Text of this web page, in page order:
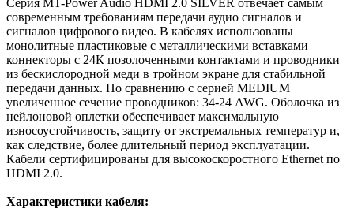
современным требованиям передачи аудио сигналов и
сигналов цифрового видео. В кабелях использованы
монолитные пластиковые с металлическими вставками
коннекторы с 24К позолоченными контактами и проводники
из бескислородной меди в тройном экране для стабильной
передачи данных. По сравнению с серией MEDIUM
увеличенное сечение проводников: 34-24 AWG. Оболочка из
нейлоновой оплетки обеспечивает максимальную
износоустойчивость, защиту от экстремальных температур и,
как следствие, более длительный период эксплуатации.
Кабели сертифицированы для высокоскоростного Ethernet по
HDMI 2.0.
Характеристики кабеля: